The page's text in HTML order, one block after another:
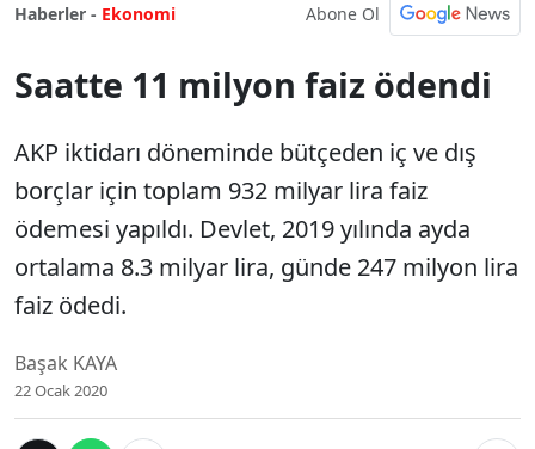
Haberler - Ekonomi Abone Ol
Saatte 11 milyon faiz ödendi
AKP iktidarı döneminde bütçeden iç ve dış
borçlar için toplam 932 milyar lira faiz
ödemesi yapıldı. Devlet, 2019 yılında ayda
ortalama 8.3 milyar lira, günde 247 milyon lira
faiz ödedi.
Başak KAYA
22 Ocak 2020